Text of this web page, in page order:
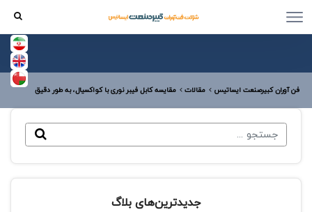
فن آوران کبیرصنعت ایساتیس مقالات مقایسه کابل فیبر نوری با کواکسیال، به طور دقیق
جدیدترین‌های بلاگ